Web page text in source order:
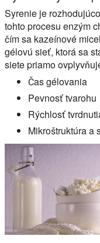
Syrenie je
tohto procesu enzým
čím sa kazeínové
gélovú sieť, ktorá sa
siete priamo
Čas gélovania
Pevnosť tvarohu
Rýchlosť
Mikroštruktúra a